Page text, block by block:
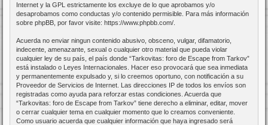
Internet y la GPL estrictamente los excluye de lo que aprobamos y/o
desaprobamos como conductas y/o contenido permisible. Para más información
sobre phpBB, por favor visite: https://www.phpbb.com/
Acuerda no enviar ningun contenido abusivo, obsceno, vulgar, difamatorio,
indecente, amenazante, sexual o cualquier otro material que pueda violar
cualquier ley de su país, el país donde “Tarkovitas: foro de Escape from Tarkov”
está instalado o Leyes Internacionales. Hacer eso provocará que sea inmediata
y permanentemente expulsado y, si lo creemos oportuno, con notificación a su
Proveedor de Servicios de Internet. Las direcciones IP de todos los envíos son
registradas como ayuda para reforzar estas condiciones. Acuerda que
“Tarkovitas: foro de Escape from Tarkov” tiene derecho a eliminar, editar, mover
o cerrar cualquier tema en cualquier momento que lo creamos conveniente.
Como usuario acuerda que cualquier información que haya ingresado será